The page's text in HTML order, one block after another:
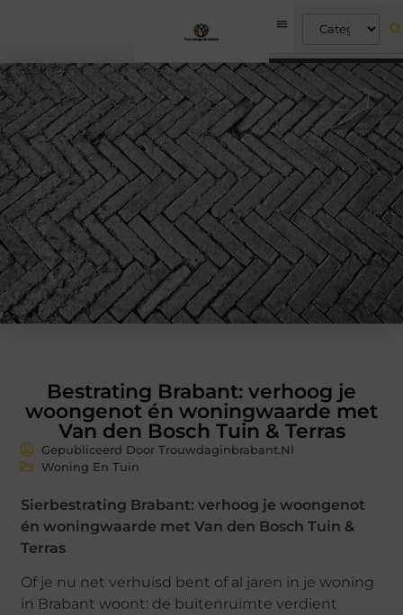
Bestrating Brabant: verhoog je
woongenot én woningwaarde met
Van den Bosch Tuin & Terras
Gepubliceerd Door Trouwdaginbrabant.nl
Woning En Tuin
Sierbestrating Brabant: verhoog je woongenot
én woningwaarde met Van den Bosch Tuin &
Terras
Of je nu net verhuisd bent of al jaren in je woning
in Brabant woont: de buitenruimte verdient